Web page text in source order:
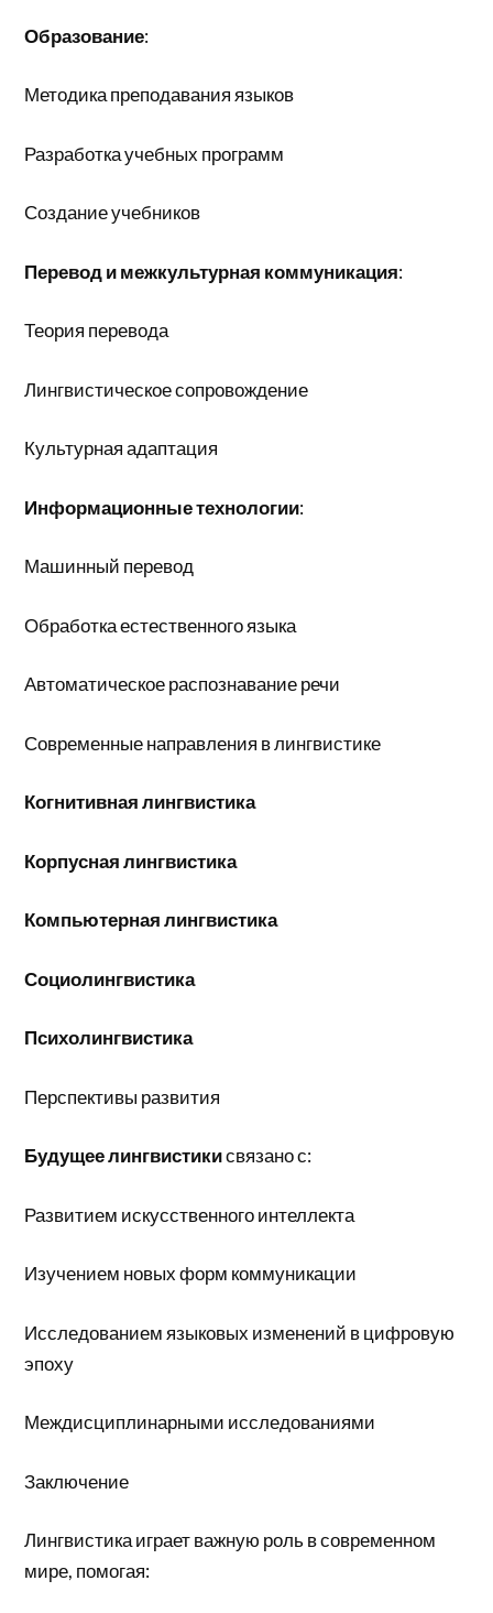
Образование:
Методика преподавания языков
Разработка учебных программ
Создание учебников
Перевод и межкультурная коммуникация:
Теория перевода
Лингвистическое сопровождение
Культурная адаптация
Информационные технологии:
Машинный перевод
Обработка естественного языка
Автоматическое распознавание речи
Современные направления в лингвистике
Когнитивная лингвистика
Корпусная лингвистика
Компьютерная лингвистика
Социолингвистика
Психолингвистика
Перспективы развития
Будущее лингвистикисвязано с:
Развитием искусственного интеллекта
Изучением новых форм коммуникации
Исследованием языковых изменений в цифровую
эпоху
Междисциплинарными исследованиями
Заключение
Лингвистика играет важную роль в современном
мире, помогая: